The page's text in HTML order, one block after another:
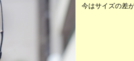
今はサイズの差